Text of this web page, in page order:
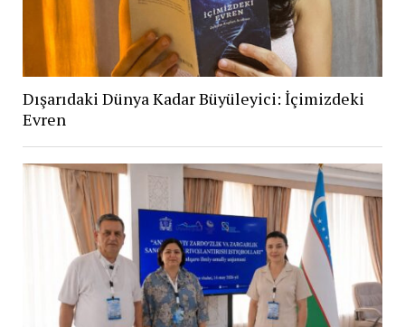
Dışarıdaki Dünya Kadar Büyüleyici: İçimizdeki
Evren